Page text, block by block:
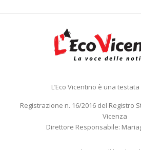
L’Eco Vicentino è una
Registrazione n. 16/2016 del Registro
Vicenza
Direttore Responsabile: